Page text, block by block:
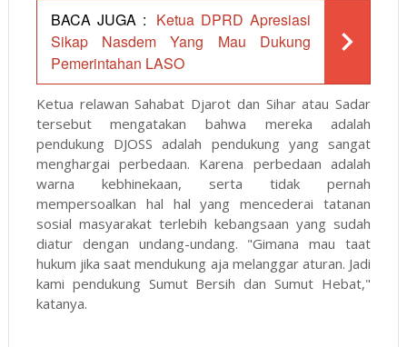
BACA JUGA : Ketua DPRD Apresiasi
Sikap Nasdem Yang Mau Dukung
Pemerintahan LASO
Ketua relawan Sahabat Djarot dan Sihar atau Sadar
tersebut mengatakan bahwa mereka adalah
pendukung DJOSS adalah pendukung yang sangat
menghargai perbedaan. Karena perbedaan adalah
warna kebhinekaan, serta tidak pernah
mempersoalkan hal hal yang mencederai tatanan
sosial masyarakat terlebih kebangsaan yang sudah
diatur dengan undang-undang. "Gimana mau taat
hukum jika saat mendukung aja melanggar aturan. Jadi
kami pendukung Sumut Bersih dan Sumut Hebat,"
katanya.